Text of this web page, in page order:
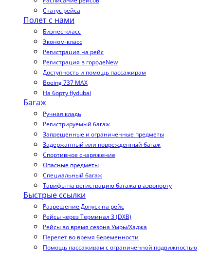
Статус рейса
Полет с нами
Бизнес-класс
Эконом-класс
Регистрация на рейс
Регистрация в городеNew
Доступность и помощь пассажирам
Boeing 737 MAX
На борту flydubai
Багаж
Ручная кладь
Регистрируемый багаж
Запрещенные и ограниченные предметы
Задержанный или поврежденный багаж
Спортивное снаряжение
Опасные предметы
Специальный багаж
Тарифы на регистрацию багажа в аэропорту
Быстрые ссылки
Разрешение Допуск на рейс
Рейсы через Терминал 3 (DXB)
Рейсы во время сезона Умры/Хаджа
Перелет во время беременности
Помощь пассажирам с ограниченной подвижностью